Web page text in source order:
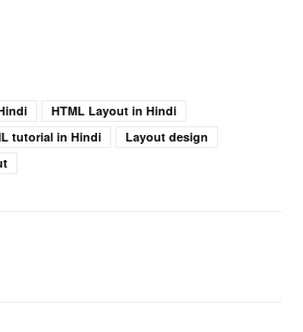
HTML Layout in Hindi
tutorial in Hindi
Layout design